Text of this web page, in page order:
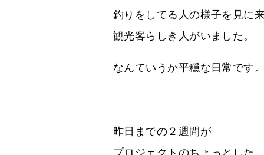
釣りをしてる人の様子を見に
観光客らしき人がいました。
なんていうか平穏な日常です
昨日までの２週間が
プロジェクトのちょっとした